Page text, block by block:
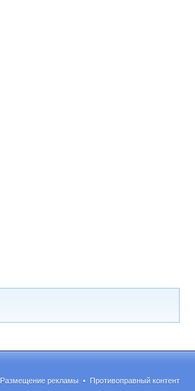
Размещение рекламы • Противоправный контент